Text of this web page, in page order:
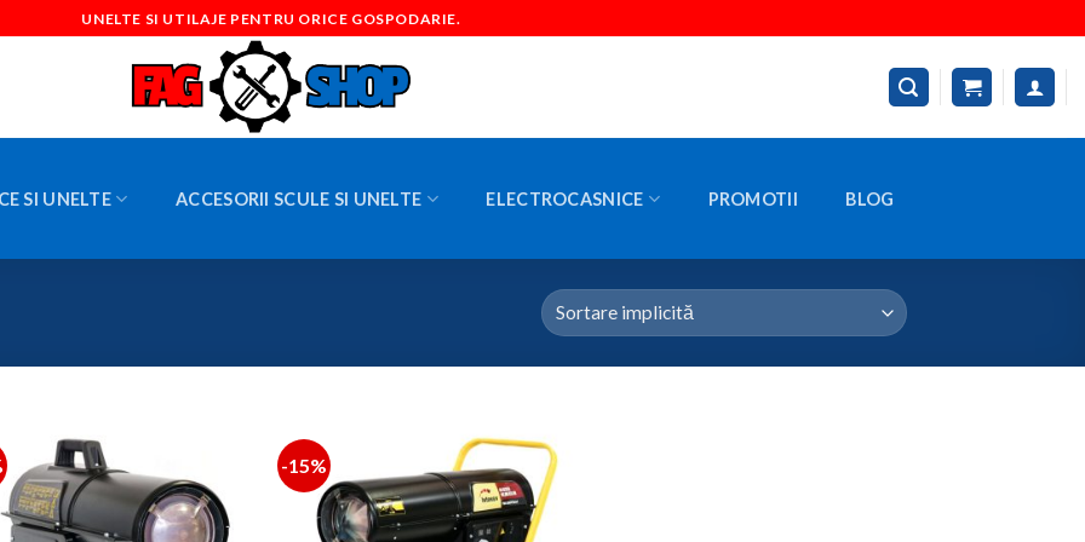
UNELTE SI UTILAJE PENTRU ORICE GOSPODARIE.
SI UNELTE ACCESORII SCULE SI UNELTE ELECTROCASNICE PROMOTII BLOG
-15%